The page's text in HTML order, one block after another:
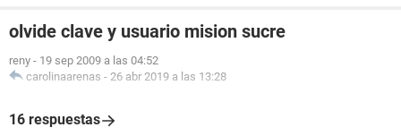
olvide clave y usuario mision sucre
reny - 19 sep 2009 a las 04:52
carolinaarenas - 26 abr 2019 a las 13:28
16 respuestas